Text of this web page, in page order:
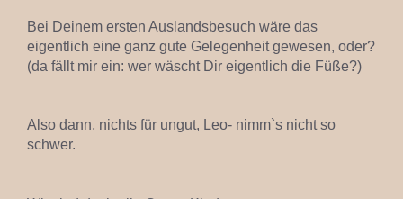
Bei Deinem ersten Auslandsbesuch wäre das
eigentlich eine ganz gute Gelegenheit gewesen, oder?
(da fällt mir ein: wer wäscht Dir eigentlich die Füße?)
Also dann, nichts für ungut, Leo- nimm`s nicht so
schwer.